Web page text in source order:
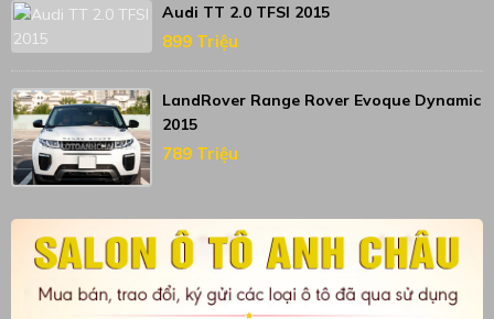
Audi TT 2.0 TFSI 2015
899 Triệu
LandRover Range Rover Evoque Dynamic
2015
789 Triệu